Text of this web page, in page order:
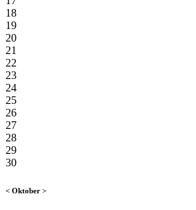
18
19
20
21
22
23
24
25
26
27
28
29
30
< Oktober >